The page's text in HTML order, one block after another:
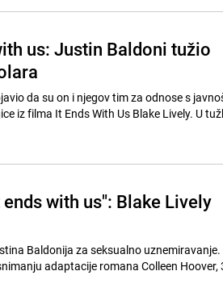
us: Justin Baldoni tužio
da su on i njegov tim za odnose s
iz filma It Ends With Us Blake Lively. U
with us": Blake Lively
Baldonija za seksualno uznemiravanje.
adaptacije romana Colleen Hoover,